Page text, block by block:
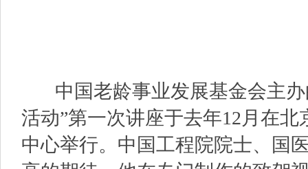
中国老龄事业发展基金会主办
活动”第一次讲座于去年12月在
中心举行。中国工程院院士、国